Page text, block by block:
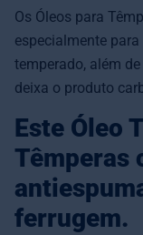
Os Óleos para
especialmente
temperado, além
deixa o produto
Este Óleo
Têmperas
ferrugem.